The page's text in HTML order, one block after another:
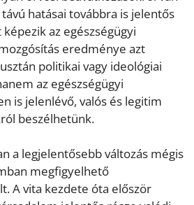
hatásai továbbra is jelentős
az egészségügyi
eredménye azt
politikai vagy ideológiai
az egészségügyi
is jelenlévő, valós és legitim
beszélhetünk.
a legjelentősebb változás mégis
megfigyelhető
A vita kezdete óta először